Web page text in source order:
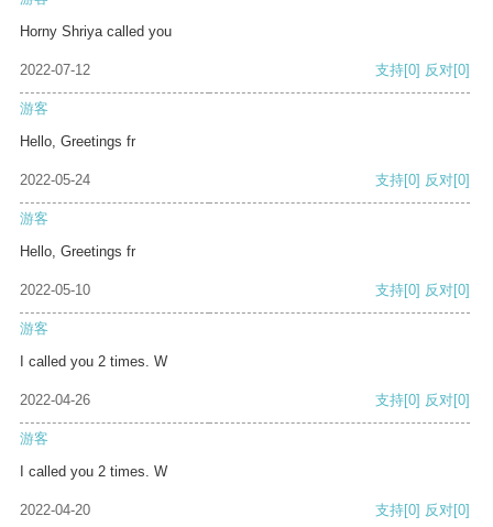
Horny Shriya called you
2022-07-12 支持[0] 反对[0]
游客
Hello, Greetings fr
2022-05-24 支持[0] 反对[0]
游客
Hello, Greetings fr
2022-05-10 支持[0] 反对[0]
游客
I called you 2 times. W
2022-04-26 支持[0] 反对[0]
游客
I called you 2 times. W
2022-04-20 支持[0] 反对[0]